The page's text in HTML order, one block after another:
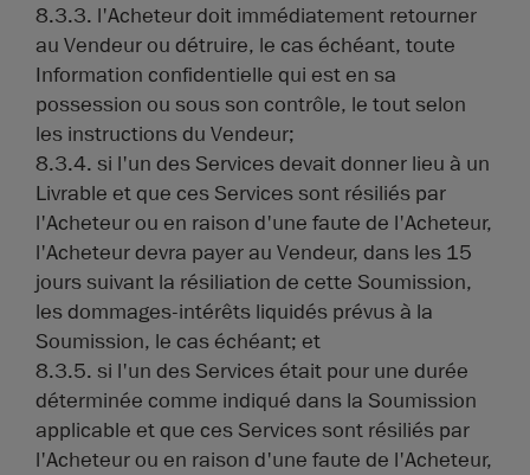
8.3.3. l'Acheteur doit immédiatement retourner
au Vendeur ou détruire, le cas échéant, toute
Information confidentielle qui est en sa
possession ou sous son contrôle, le tout selon
les instructions du Vendeur;
8.3.4. si l'un des Services devait donner lieu à un
Livrable et que ces Services sont résiliés par
l'Acheteur ou en raison d'une faute de l'Acheteur,
l'Acheteur devra payer au Vendeur, dans les 15
jours suivant la résiliation de cette Soumission,
les dommages-intérêts liquidés prévus à la
Soumission, le cas échéant; et
8.3.5. si l'un des Services était pour une durée
déterminée comme indiqué dans la Soumission
applicable et que ces Services sont résiliés par
l'Acheteur ou en raison d'une faute de l'Acheteur,